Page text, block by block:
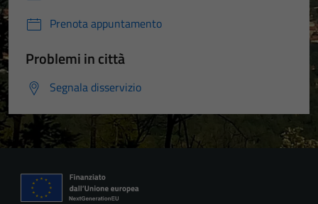
Prenota appuntamento
Problemi in città
Segnala disservizio